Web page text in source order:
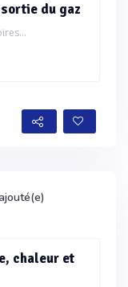
du gaz
chaleur et